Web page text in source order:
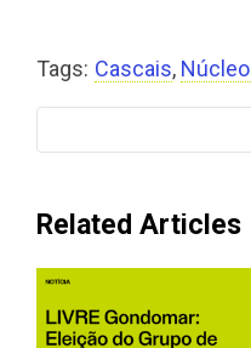
Tags: Cascais,
Related Articles